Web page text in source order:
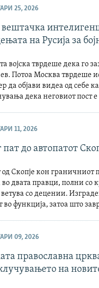
25, 2026
на Русија за
војска тврдеше дека го
Потоа Москва тврдеше
да објави видеа од себе
дека неговиот пост
11, 2026
пат до автопатот
од Скопје кон граничниот
во двата правци, полни со
ветува со децении.
во функција, затоа што
09, 2026
православна
на